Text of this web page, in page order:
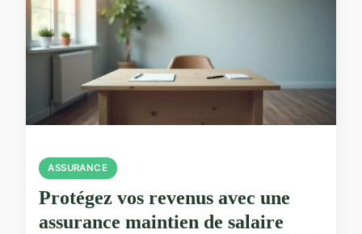
ASSURANCE
Protégez vos revenus avec une
assurance maintien de salaire